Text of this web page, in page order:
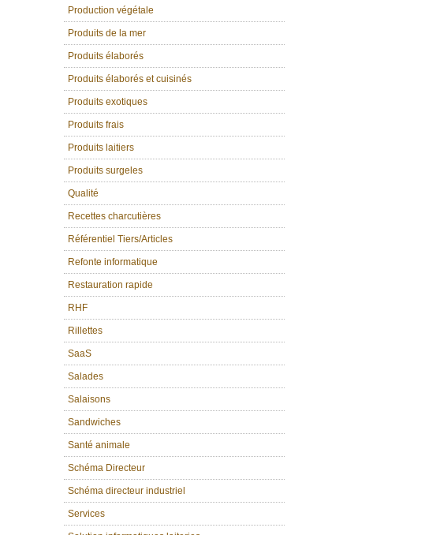
Production végétale
Produits de la mer
Produits élaborés
Produits élaborés et cuisinés
Produits exotiques
Produits frais
Produits laitiers
Produits surgeles
Qualité
Recettes charcutières
Référentiel Tiers/Articles
Refonte informatique
Restauration rapide
RHF
Rillettes
SaaS
Salades
Salaisons
Sandwiches
Santé animale
Schéma Directeur
Schéma directeur industriel
Services